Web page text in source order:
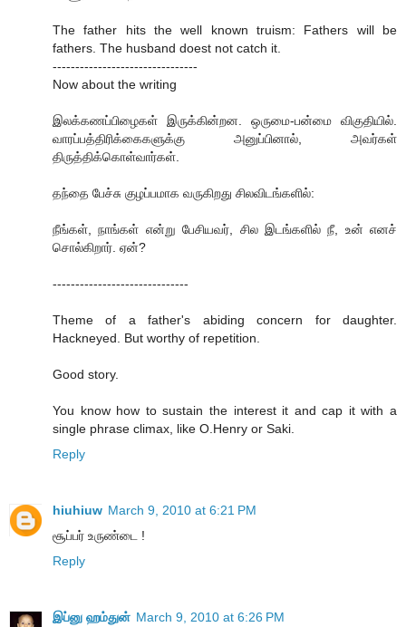
The father hits the well known truism: Fathers will be
fathers. The husband doest not catch it.
--------------------------------
Now about the writing
இலக்கணப்பிழைகள் இருக்கின்றன. ஒருமை-பன்மை விகுதியில்.
வாரப்பத்திரிக்கைகளுக்கு அனுப்பினால், அவர்கள்
திருத்திக்கொள்வார்கள்.
தந்தை பேச்சு குழப்பமாக வருகிறது சிலவிடங்களில்:
நீங்கள், நாங்கள் என்று பேசியவர், சில இடங்களில் நீ, உன் எனச்
சொல்கிறார். ஏன்?
------------------------------
Theme of a father's abiding concern for daughter.
Hackneyed. But worthy of repetition.
Good story.
You know how to sustain the interest it and cap it with a
single phrase climax, like O.Henry or Saki.
Reply
hiuhiuw March 9, 2010 at 6:21 PM
சூப்பர் உருண்டை !
Reply
இப்னு ஹம்துன் March 9, 2010 at 6:26 PM